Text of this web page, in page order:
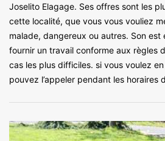
Joselito Elagage. Ses offres sont les
cette localité, que vous vous vouliez
malade, dangereux ou autres. Son est
fournir un travail conforme aux règles
cas les plus difficiles. si vous voulez
pouvez l’appeler pendant les horaires